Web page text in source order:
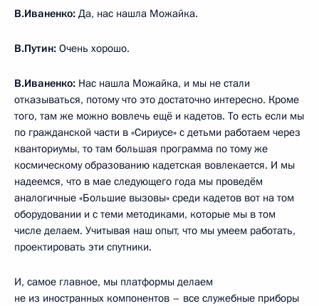
В.Иваненко: Да, нас нашла Можайка.
В.Путин: Очень хорошо.
В.Иваненко: Нас нашла Можайка, и мы не стали
отказываться, потому что это достаточно интересно. Кроме
того, там же можно вовлечь ещё и кадетов. То есть если мы
по гражданской части в «Сириусе» с детьми работаем через
кванториумы, то там большая программа по тому же
космическому образованию кадетская вовлекается. И мы
надеемся, что в мае следующего года мы проведём
аналогичные «Большие вызовы» среди кадетов вот на том
оборудовании и с теми методиками, которые мы в том
числе делаем. Учитывая наш опыт, что мы умеем работать,
проектировать эти спутники.
И, самое главное, мы платформы делаем
не из иностранных компонентов – все служебные приборы